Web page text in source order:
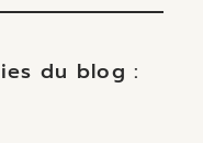
du blog :